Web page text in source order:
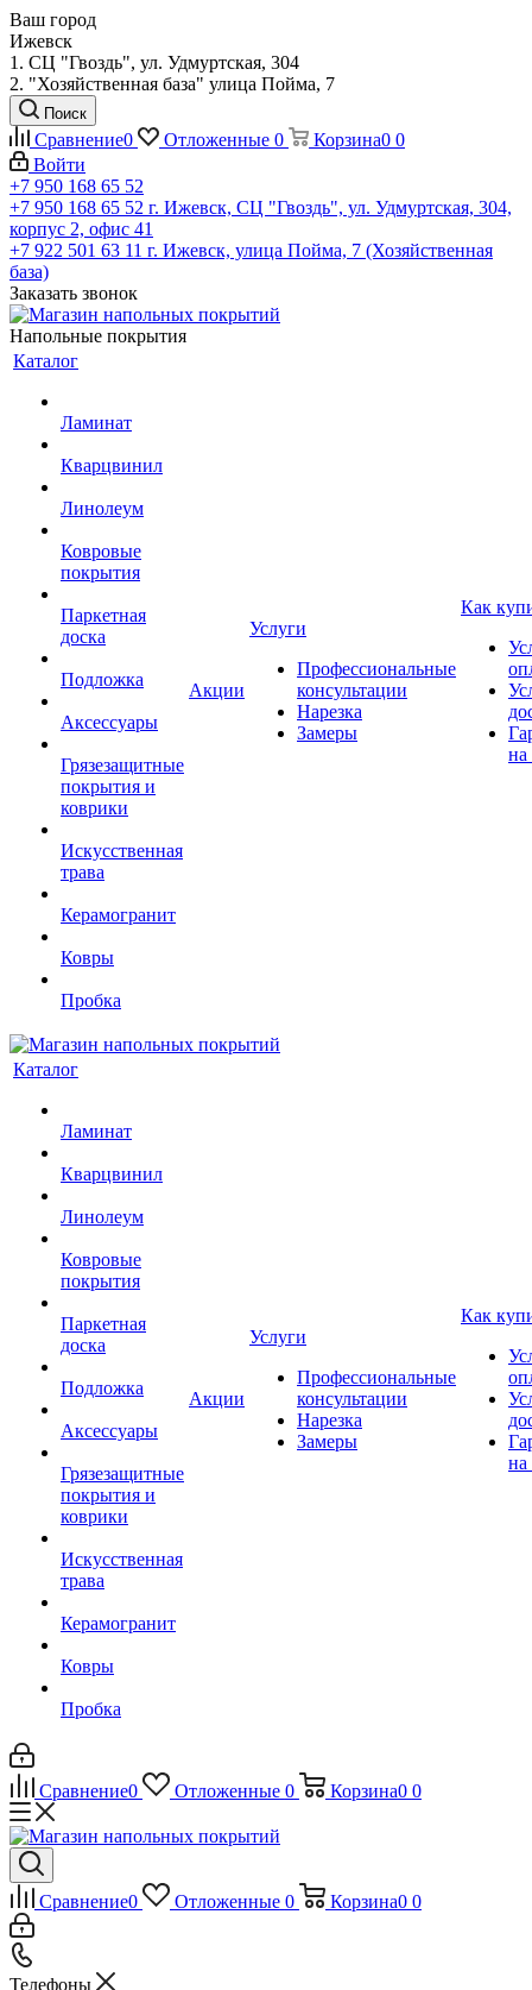
Ваш город
Ижевск
1. СЦ "Гвоздь", ул. Удмуртская, 304
2. "Хозяйственная база" улица Пойма, 7
Поиск
Сравнение0 Отложенные 0 Корзина0 0
Войти
+7 950 168 65 52
+7 950 168 65 52 г. Ижевск, СЦ "Гвоздь", ул. Удмуртская, 304,
корпус 2, офис 41
+7 922 501 63 11 г. Ижевск, улица Пойма, 7 (Хозяйственная
база)
Заказать звонок
Напольные покрытия
Каталог
Ламинат
Кварцвинил
Линолеум
Ковровые
покрытия
Паркетная
доска
Подложка
Аксессуары
Грязезащитные
покрытия и
коврики
Искусственная
трава
Керамогранит
Ковры
Пробка
Акции
Услуги
Профессиональные
консультации
Нарезка
Замеры
Как
на
Каталог
Ламинат
Кварцвинил
Линолеум
Ковровые
покрытия
Паркетная
доска
Подложка
Аксессуары
Грязезащитные
покрытия и
коврики
Искусственная
трава
Керамогранит
Ковры
Пробка
Акции
Услуги
Профессиональные
консультации
Нарезка
Замеры
Как
на
Сравнение0 Отложенные 0 Корзина0 0
Сравнение0 Отложенные 0 Корзина0 0
Телефоны